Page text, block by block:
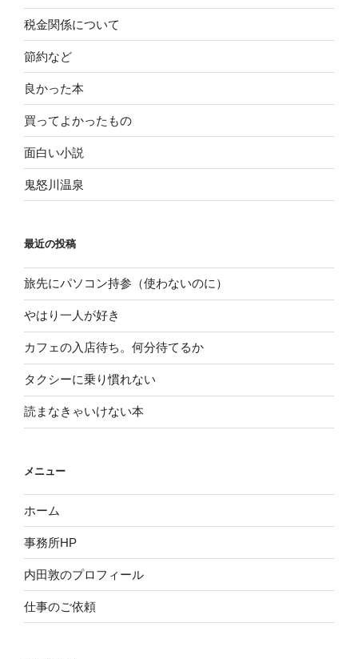
税金関係について
節約など
良かった本
買ってよかったもの
面白い小説
鬼怒川温泉
最近の投稿
旅先にパソコン持参（使わないのに）
やはり一人が好き
カフェの入店待ち。何分待てるか
タクシーに乗り慣れない
読まなきゃいけない本
メニュー
ホーム
事務所HP
内田敦のプロフィール
仕事のご依頼